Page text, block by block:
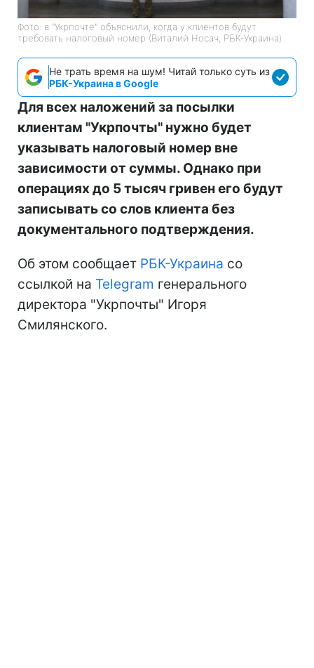
Фото: в "Укрпочте" объяснили, когда у клиентов будут
требовать налоговый номер (Виталий Носач, РБК-Украина)
Не трать время на шум! Читай только суть из
РБК-Украина в Google
Для всех наложений за посылки
клиентам "Укрпочты" нужно будет
указывать налоговый номер вне
зависимости от суммы. Однако при
операциях до 5 тысяч гривен его будут
записывать со слов клиента без
документального подтверждения.
Об этом сообщает РБК-Украина со
ссылкой на Telegram генерального
директора "Укрпочты" Игоря
Смилянского.